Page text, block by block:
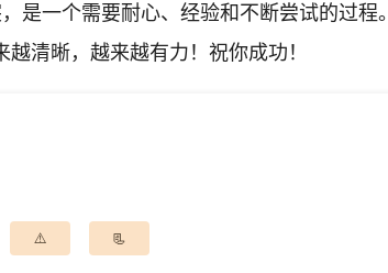
是一个需要耐心、经验和不断尝试的过
清晰，越来越有力！祝你成功！